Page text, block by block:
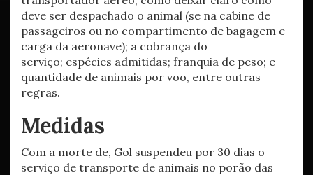
deve ser despachado o animal (se na cabine de
passageiros ou no compartimento de bagagem e
carga da aeronave); a cobrança do
serviço; espécies admitidas; franquia de peso; e
quantidade de animais por voo, entre outras
regras.
Medidas
Com a morte de, Gol suspendeu por 30 dias o
serviço de transporte de animais no porão das